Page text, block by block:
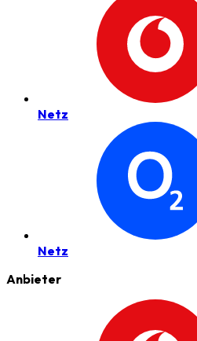
Netz
Netz
Anbieter